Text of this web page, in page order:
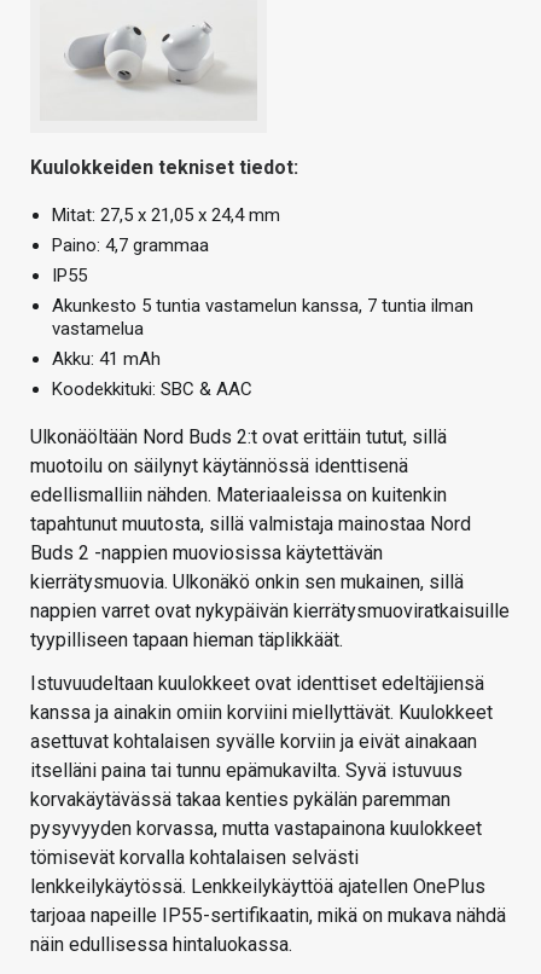
Kuulokkeiden tekniset tiedot:
Mitat: 27,5 x 21,05 x 24,4 mm
Paino: 4,7 grammaa
IP55
Akunkesto 5 tuntia vastamelun kanssa, 7 tuntia ilman
vastamelua
Akku: 41 mAh
Koodekkituki: SBC & AAC
Ulkonäöltään Nord Buds 2:t ovat erittäin tutut, sillä
muotoilu on säilynyt käytännössä identtisenä
edellismalliin nähden. Materiaaleissa on kuitenkin
tapahtunut muutosta, sillä valmistaja mainostaa Nord
Buds 2 -nappien muoviosissa käytettävän
kierrätysmuovia. Ulkonäkö onkin sen mukainen, sillä
nappien varret ovat nykypäivän kierrätysmuoviratkaisuille
tyypilliseen tapaan hieman täplikkäät.
Istuvuudeltaan kuulokkeet ovat identtiset edeltäjiensä
kanssa ja ainakin omiin korviini miellyttävät. Kuulokkeet
asettuvat kohtalaisen syvälle korviin ja eivät ainakaan
itselläni paina tai tunnu epämukavilta. Syvä istuvuus
korvakäytävässä takaa kenties pykälän paremman
pysyvyyden korvassa, mutta vastapainona kuulokkeet
tömisevät korvalla kohtalaisen selvästi
lenkkeilykäytössä. Lenkkeilykäyttöä ajatellen OnePlus
tarjoaa napeille IP55-sertifikaatin, mikä on mukava nähdä
näin edullisessa hintaluokassa.